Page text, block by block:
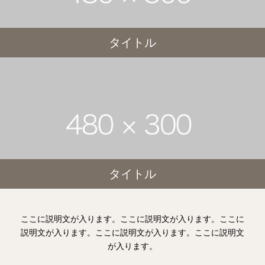
タイトル
タイトル
ここに説明文が入ります。ここに説明文が入ります。ここに
説明文が入ります。ここに説明文が入ります。ここに説明文
が入ります。